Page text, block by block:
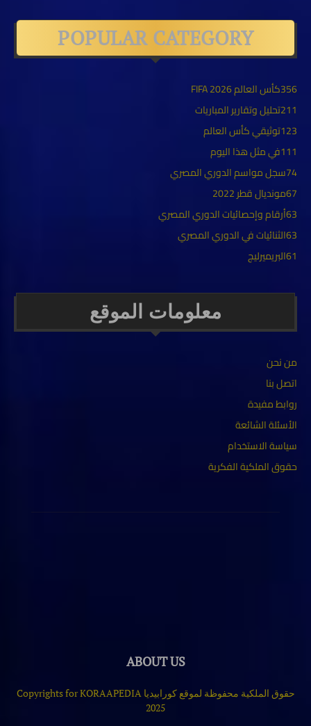
POPULAR CATEGORY
كأس العالم FIFA 2026356
تحليل وتقارير المباريات211
توثيقي كأس العالم123
في مثل هذا اليوم111
سجل مواسم الدوري المصري74
مونديال قطر 202267
أرقام وإحصائيات الدوري المصري63
الثنائيات في الدوري المصري63
البريميرليج61
معلومات الموقع
من نحن
اتصل بنا
روابط مفيدة
الأسئلة الشائعة
سياسة الاستخدام
حقوق الملكية الفكرية